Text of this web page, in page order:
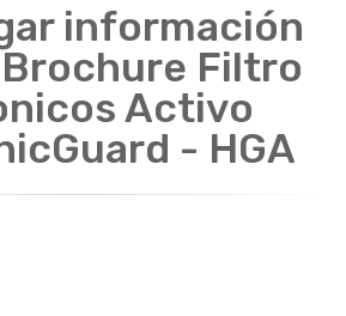
información
Filtro
Activo
- HGA